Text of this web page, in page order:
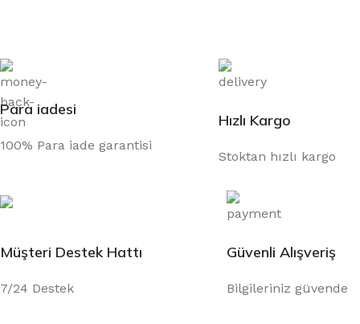
Para iadesi
100% Para iade garantisi
Hızlı Kargo
Stoktan hızlı kargo
Müşteri Destek Hattı
7/24 Destek
Güvenli Alışveriş
Bilgileriniz güvende